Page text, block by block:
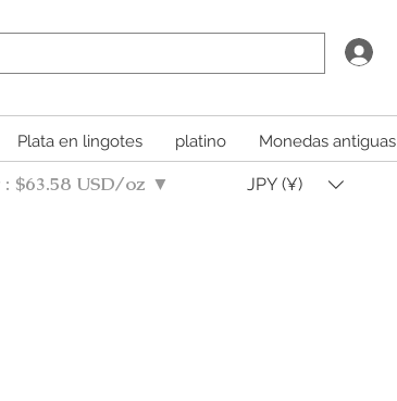
Plata en lingotes platino Monedas antiguas
: $63.58 USD/oz ▼ JPY (¥)